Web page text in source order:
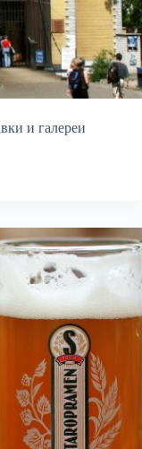
и галереи